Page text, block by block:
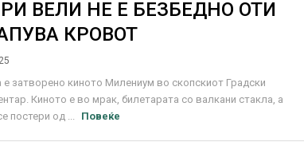
ВЕЛИ НЕ Е БЕЗБЕДНО ОТИ
КРОВОТ
е затворено киното Милениум во скопскиот Градски
Киното е во мрак, билетарата со валкани стакла, а
постери од ...
Повеќе